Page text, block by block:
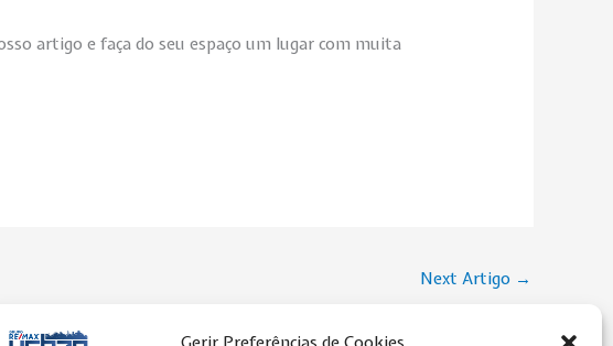
artigo e faça do seu espaço um lugar com muita
Next Artigo →